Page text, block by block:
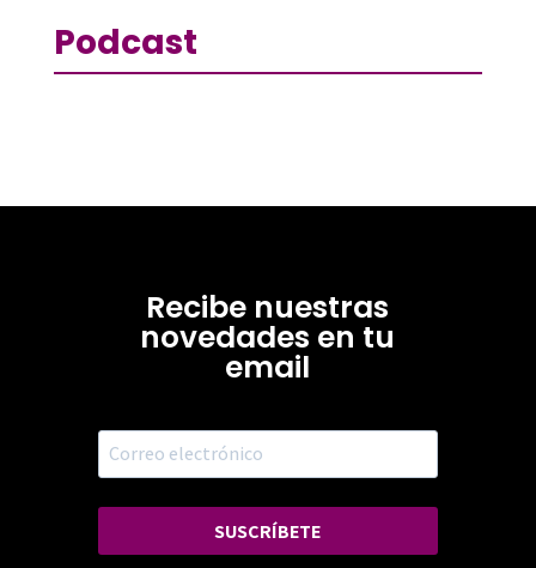
Podcast
Recibe nuestras
novedades en tu
email
SUSCRÍBETE